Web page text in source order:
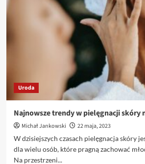
Uroda
Najnowsze trendy w pielęgnacji skóry
Michał Jankowski
22 maja, 2023
W dzisiejszych czasach pielęgnacja skóry
dla wielu osób, które pragną zachować
Na przestrzeni...